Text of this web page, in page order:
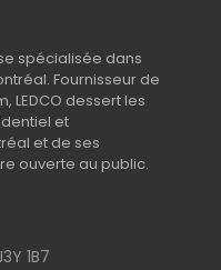
spécialisée dans
Fournisseur de
LEDCO dessert les
et
et de ses
ouverte au public.
1B7